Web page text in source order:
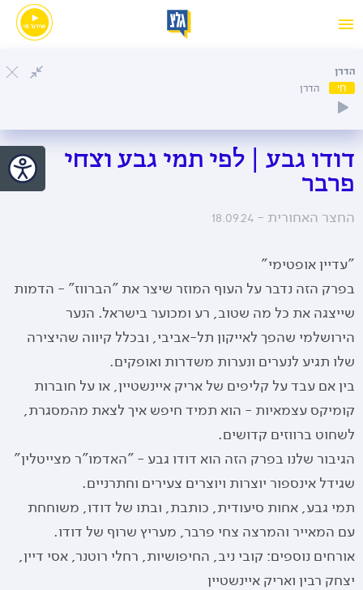
הדרן
חי הדרן
דודו גבע | לפי תמי גבע וצחי
פרבר
החצר האחורית - 18.09.24
"עדיין אופטימי"
בפרק הזה נדבר על העוף המוזר שיצר את "הברווז" - הדמות
שייצגה את כל מה שטוב, רע ומכוער בישראל. הנער
הירושלמי שהפך לאייקון תל-אביבי, ובכלל קיווה שהיצירה
שלו תגיע לנערים ונערות משדרות ואופקים.
בין אם עבד על קליפים של אריק איינשטיין, או על חוברות
קומיקס עצמאיות - הוא תמיד חיפש איך לצאת מהמסגרת,
לשחוט ברווזים קדושים.
הגיבור שלנו בפרק הזה הוא דודו גבע - "האדמו"ר מצייטלין"
שגידל אינספור יוצרות ויוצרים צעירים וחתרניים.
תמי גבע, אחות סיעודית, כותבת, ובתו של דודו, משוחחת
עם המאייר והמרצה צחי פרבר, מעריץ שרוף של דודו.
אורחים נוספים: קובי ניב, החיפושיות, רחלי רוטנר, אסי דיין,
יצחק רבין ואריק איינשטיין